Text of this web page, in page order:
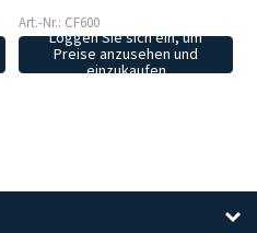
Art.-Nr.: CF600
Loggen Sie sich ein, um
Preise anzusehen und
einzukaufen